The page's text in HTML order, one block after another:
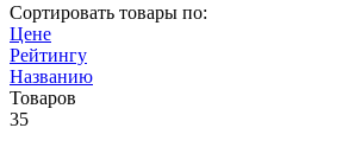
Сортировать товары по:
Цене
Рейтингу
Названию
Товаров
35